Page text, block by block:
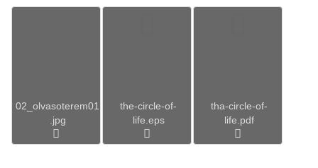
02_olvasoterem01
.jpg
the-circle-of-
life.eps
tha-circle-of-
life.pdf